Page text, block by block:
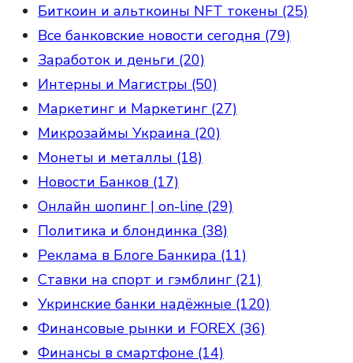
Биткоин и альткоины NFT токены (25)
Все банковские новости сегодня (79)
Заработок и деньги (20)
Интерны и Магистры (50)
Маркетинг и Маркетинг (27)
Микрозаймы Украина (20)
Монеты и металлы (18)
Новости Банков (17)
Онлайн шопинг | on-line (29)
Политика и блондинка (38)
Реклама в Блоге Банкира (11)
Ставки на спорт и гэмблинг (21)
Укринские банки надёжные (120)
Финансовые рынки и FOREX (36)
Финансы в смартфоне (14)